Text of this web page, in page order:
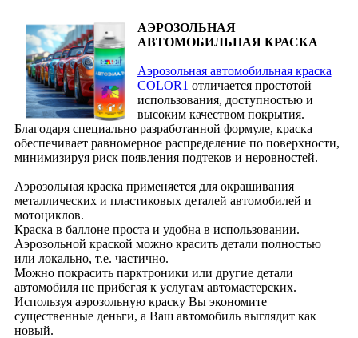
АЭРОЗОЛЬНАЯ
АВТОМОБИЛЬНАЯ КРАСКА
Аэрозольная автомобильная краска
COLOR1 отличается простотой
использования, доступностью и
высоким качеством покрытия.
Благодаря специально разработанной формуле, краска
обеспечивает равномерное распределение по поверхности,
минимизируя риск появления подтеков и неровностей.
Аэрозольная краска применяется для окрашивания
металлических и пластиковых деталей автомобилей и
мотоциклов.
Краска в баллоне проста и удобна в использовании.
Аэрозольной краской можно красить детали полностью
или локально, т.е. частично.
Можно покрасить парктроники или другие детали
автомобиля не прибегая к услугам автомастерских.
Используя аэрозольную краску Вы экономите
существенные деньги, а Ваш автомобиль выглядит как
новый.